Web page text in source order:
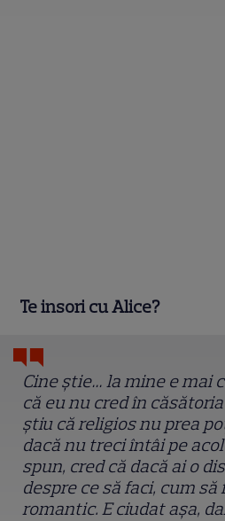
Te insori cu Alice?
Cine știe… la mine e mai
că eu nu cred în
știu că religios nu prea
dacă nu treci întâi pe
spun, cred că dacă ai o
despre ce să faci, cum să
romantic. E ciudat așa,